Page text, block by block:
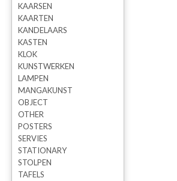
KAARSEN
KAARTEN
KANDELAARS
KASTEN
KLOK
KUNSTWERKEN
LAMPEN
MANGAKUNST
OBJECT
OTHER
POSTERS
SERVIES
STATIONARY
STOLPEN
TAFELS
OVER STUDIODEWINKEL
Contact
Voorwaarden / Privacy Statement
Werkwijze
Disclaimer
Winkelwagen
SERVICE